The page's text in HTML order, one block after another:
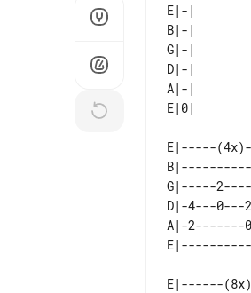
E|-|
B|-|
G|-|
D|-|
A|-|
E|-----
G|-----
D|-4---
A|-2-------
E|------